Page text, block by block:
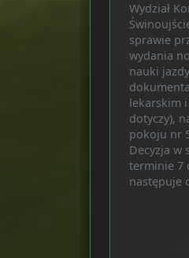
Wydział
sprawie
wydania
nauki
lekarskim
dotyczy),
pokoju nr
Decyzja w
terminie 7
następuje